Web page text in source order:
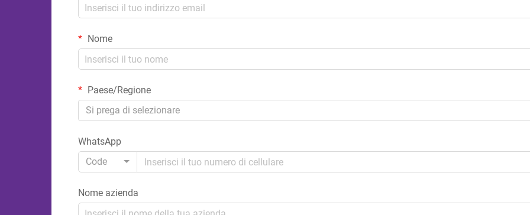
Nome
Paese/Regione
Si prega di selezionare
WhatsApp
Code
Nome azienda